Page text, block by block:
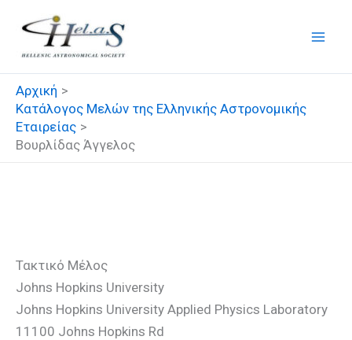
στο
περιεχόμενο
Αρχική
Κατάλογος Μελών της Ελληνικής Αστρονομικής
Εταιρείας
Βουρλίδας Άγγελος
Τακτικό Μέλος
Johns Hopkins University
Johns Hopkins University Applied Physics Laboratory
11100 Johns Hopkins Rd